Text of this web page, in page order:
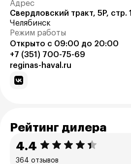
Адрес
Свердловский тракт, 5Р, стр. 1
Челябинск
Режим работы
Открыто с 09:00 до 20:00
+7 (351) 700-75-69
reginas-haval.ru
Рейтинг дилера
4.4
364 отзывов